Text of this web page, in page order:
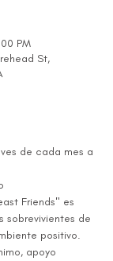
PM
St,
de cada mes a
Friends" es
sobrevivientes de
positivo.
apoyo